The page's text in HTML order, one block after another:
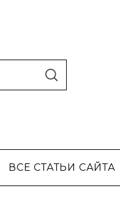
S
ВСЕ СТАТЬИ САЙТА